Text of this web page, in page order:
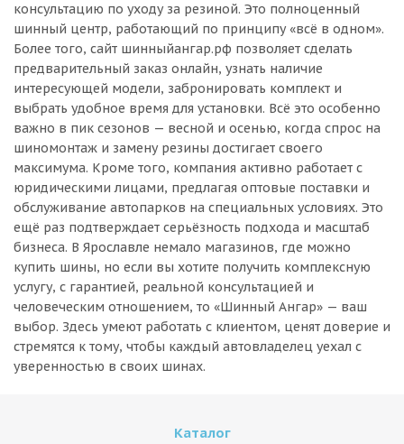
консультацию по уходу за резиной. Это полноценный
шинный центр, работающий по принципу «всё в одном».
Более того, сайт шинныйангар.рф позволяет сделать
предварительный заказ онлайн, узнать наличие
интересующей модели, забронировать комплект и
выбрать удобное время для установки. Всё это особенно
важно в пик сезонов — весной и осенью, когда спрос на
шиномонтаж и замену резины достигает своего
максимума. Кроме того, компания активно работает с
юридическими лицами, предлагая оптовые поставки и
обслуживание автопарков на специальных условиях. Это
ещё раз подтверждает серьёзность подхода и масштаб
бизнеса. В Ярославле немало магазинов, где можно
купить шины, но если вы хотите получить комплексную
услугу, с гарантией, реальной консультацией и
человеческим отношением, то «Шинный Ангар» — ваш
выбор. Здесь умеют работать с клиентом, ценят доверие и
стремятся к тому, чтобы каждый автовладелец уехал с
уверенностью в своих шинах.
Каталог